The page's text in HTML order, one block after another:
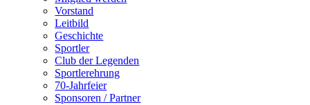
Vorstand
Leitbild
Geschichte
Sportler
Club der Legenden
Sportlerehrung
70-Jahrfeier
Sponsoren / Partner